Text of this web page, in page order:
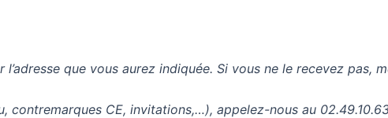
que vous aurez indiquée. Si vous ne le recevez pas,
CE, invitations,…), appelez-nous au